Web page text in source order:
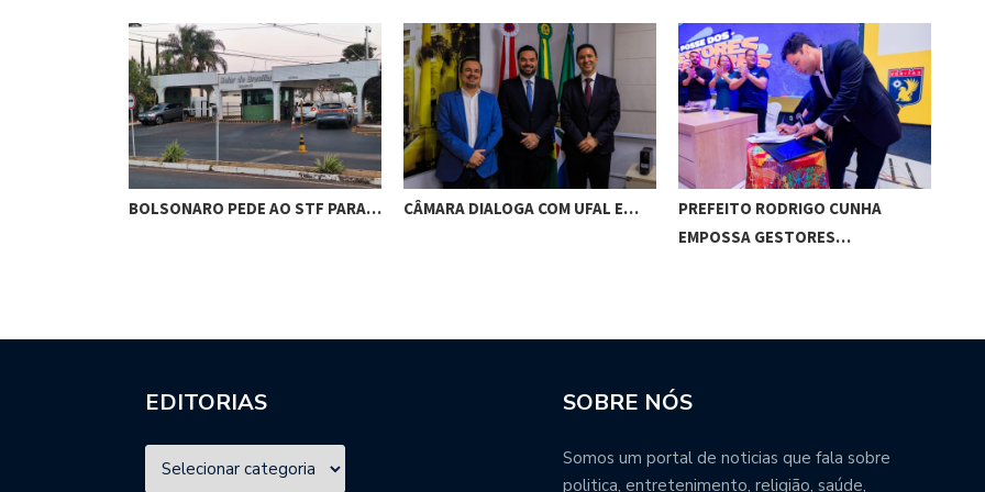
BOLSONARO PEDE AO STF PARA… CÂMARA DIALOGA COM UFAL E…
PREFEITO RODRIGO CUNHA
EMPOSSA GESTORES…
EDITORIAS SOBRE NÓS
Somos um portal de noticias que fala sobre
politica, entretenimento, religião, saúde,